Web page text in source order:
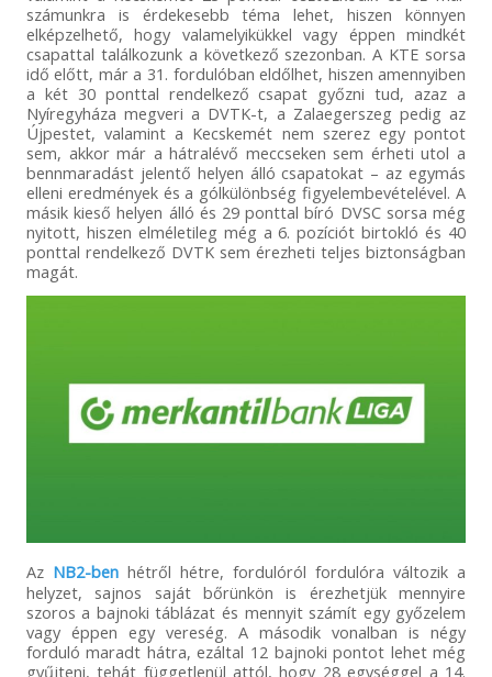
számunkra is érdekesebb téma lehet, hiszen könnyen
elképzelhető, hogy valamelyikükkel vagy éppen mindkét
csapattal találkozunk a következő szezonban. A KTE sorsa
idő előtt, már a 31. fordulóban eldőlhet, hiszen amennyiben
a két 30 ponttal rendelkező csapat győzni tud, azaz a
Nyíregyháza megveri a DVTK-t, a Zalaegerszeg pedig az
Újpestet, valamint a Kecskemét nem szerez egy pontot
sem, akkor már a hátralévő meccseken sem érheti utol a
bennmaradást jelentő helyen álló csapatokat – az egymás
elleni eredmények és a gólkülönbség figyelembevételével. A
másik kieső helyen álló és 29 ponttal bíró DVSC sorsa még
nyitott, hiszen elméletileg még a 6. pozíciót birtokló és 40
ponttal rendelkező DVTK sem érezheti teljes biztonságban
magát.
Az NB2-benhétről hétre, fordulóról fordulóra változik a
helyzet, sajnos saját bőrünkön is érezhetjük mennyire
szoros a bajnoki táblázat és mennyit számít egy győzelem
vagy éppen egy vereség. A második vonalban is négy
forduló maradt hátra, ezáltal 12 bajnoki pontot lehet még
gyűjteni, tehát függetlenül attól, hogy 28 egységgel a 14.